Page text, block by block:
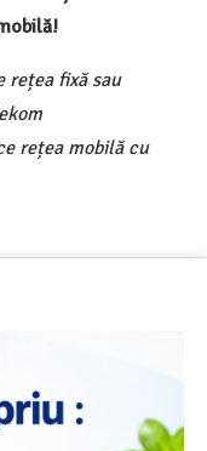
rețea fixă sau
rețea mobilă cu